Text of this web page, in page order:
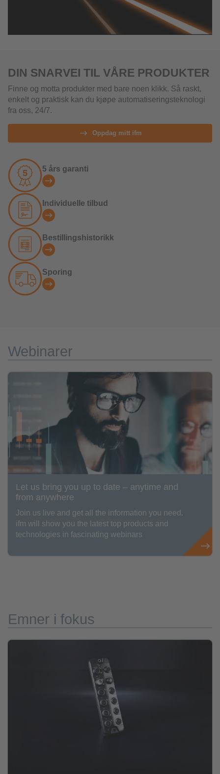
DIN SNARVEI TIL VÅRE PRODUKTER
Finne og motta produkter med bare noen klikk. Så raskt,
enkelt og praktisk kan du kjøpe automatiseringsteknologi
fra oss, 24/7.
Oppdag mitt ifm
5 års garanti
Individuelle tilbud
Bestillingshistorikk
Sporing
Webinarer
Let us bring you up to date – anytime and
from anywhere
Join us live and get all the information you need.
ifm will show you the latest top products and
technologies in fascinating webinars
Emner i fokus